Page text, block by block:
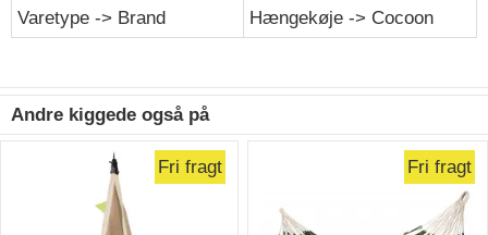
Varetype -> Brand
Hængekøje -> Cocoon
Andre kiggede også på
Fri fragt Fri fragt